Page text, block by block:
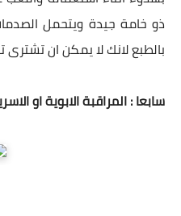
ذو خامة جيدة ويتحمل
بالطبع لانك لا يمكن ان تشترى
سابعا : المراقبة الابوية او